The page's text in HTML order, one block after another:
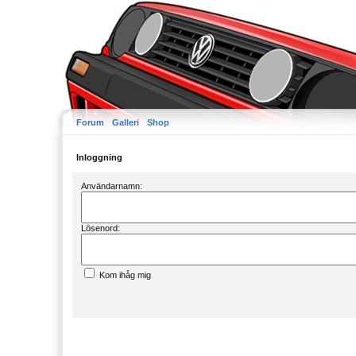
Forum Galleri Shop
Inloggning
Användarnamn:
Lösenord:
Kom ihåg mig